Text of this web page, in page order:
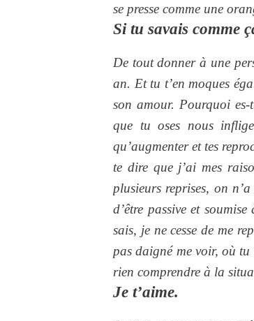
se presse comme une
Si tu savais comme
De tout donner à une
an. Et tu t’en moques
son amour. Pourquoi
que tu oses nous
qu’augmenter et tes
te dire que j’ai mes
plusieurs reprises, on
d’être passive et
sais, je ne cesse de me
pas daigné me voir, où
rien comprendre à la
Je t’aime.